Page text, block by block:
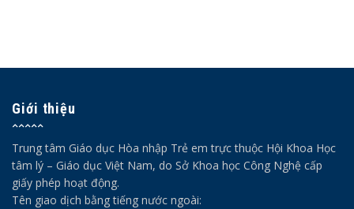
Giới thiệu
Trung tâm Giáo dục Hòa nhập Trẻ em trực thuộc Hội Khoa Học
tâm lý – Giáo dục Việt Nam, do Sở Khoa học Công Nghệ cấp
giấy phép hoạt động.
Tên giao dịch bằng tiếng nước ngoài: